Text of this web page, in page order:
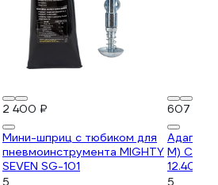
2 400 ₽
Мини-шприц с тюбиком для
пневмоинструмента MIGHTY
SEVEN SG-101
5
607 ₽
Адаптер
M)
12.40.34
5